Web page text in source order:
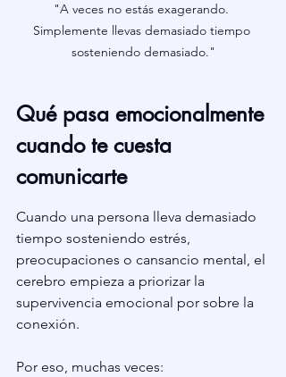
"A veces no estás exagerando.
Simplemente llevas demasiado tiempo
sosteniendo demasiado."
Qué pasa emocionalmente
cuando te cuesta
comunicarte
Cuando una persona lleva demasiado
tiempo sosteniendo estrés,
preocupaciones o cansancio mental, el
cerebro empieza a priorizar la
supervivencia emocional por sobre la
conexión.
Por eso, muchas veces: